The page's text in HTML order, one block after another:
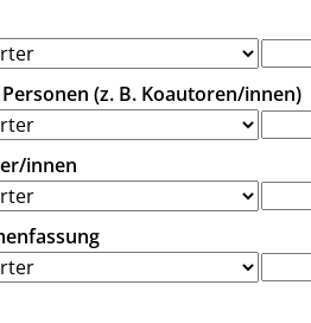
(z. B. Koautoren/innen)
innen